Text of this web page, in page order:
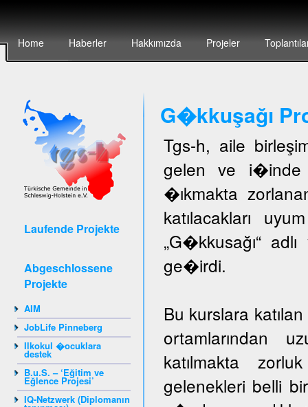
Home Haberler Hakkımızda Projeler
Laufende Projekte
Abgeschlossene
Projekte
AIM
JobLife Pinneberg
Ilkokul �ocuklara
destek
B.u.S. – ‘Eğitim ve
Eğlence Projesi’
IQ-Netzwerk (Diplomanın
G�kkuşağı
Tgs-h, aile
gelen ve i�inde
�ıkmakta
katılacakları
„G�kkusağı“
ge�irdi.
Bu kurslara
ortamlarından
katılmakta
gelenekleri belli